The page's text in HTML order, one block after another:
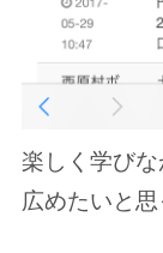
楽しく学びな
広めたいと